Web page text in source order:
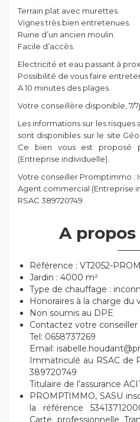
Terrain plat avec murettes.
Vignes très bien entretenues.
Ruine d’un ancien moulin.
Facile d’accès.
Electricité et eau passant à
Possibilité de vous faire
A 10 minutes des plages.
Votre conseillère disponible, 7/7j.
Les informations sur les
sont disponibles sur le site
Ce bien vous est proposé
(Entreprise individuelle).
Votre conseiller Promptimmo :
Agent commercial (Entreprise
RSAC 389720749
A propos
Référence : VT2052-
Jardin : 4000 m²
Type de chauffage :
Honoraires à la charge du
Non soumis au DPE
Contactez votre
Tel: 0658737269
Email:
Immatriculé au RSAC de
389720749
Titulaire de l’assurance
PROMPTIMMO, SASU
la référence
Carte professionnelle